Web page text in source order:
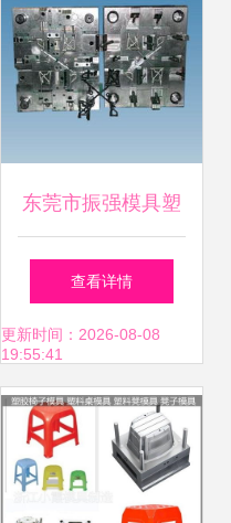
东莞市振强模具塑
料制品厂 塑料模具
M005高清图片展
示与产品解析
查看详情
更新时间：2026-08-08
19:55:41